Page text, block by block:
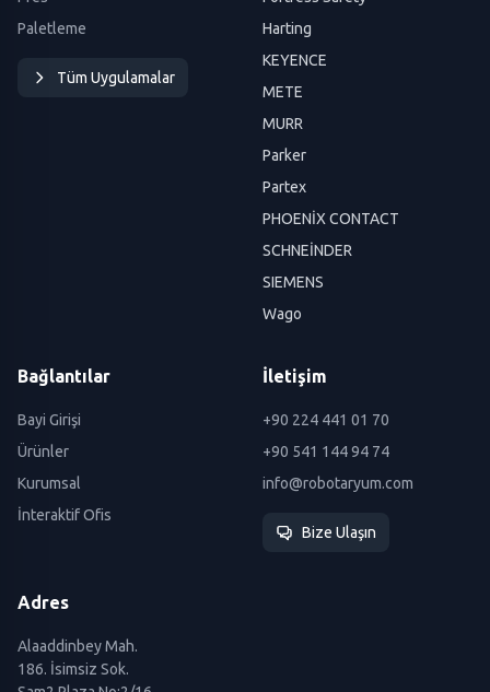
Paletleme
Tüm Uygulamalar
Harting
KEYENCE
METE
MURR
Parker
Partex
PHOENİX CONTACT
SCHNEİNDER
SIEMENS
Wago
Bağlantılar
Bayi Girişi
Ürünler
Kurumsal
İnteraktif Ofis
İletişim
+90 224 441 01 70
+90 541 144 94 74
info@robotaryum.com
Bize Ulaşın
Adres
Alaaddinbey Mah.
186. İsimsiz Sok.